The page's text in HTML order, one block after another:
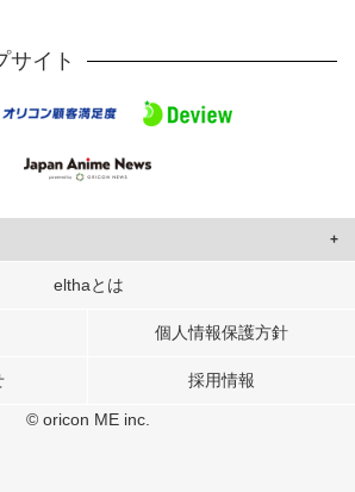
サイト
用して、ユーザーに合わせたコンテンツや広告の
タ解析の各パートナーに提供しています。
elthaとは
個人情報保護方針
採用情報
© oricon ME inc.